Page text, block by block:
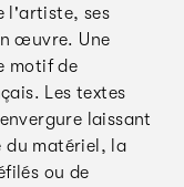
l'artiste, ses
œuvre. Une
motif de
Les textes
laissant
du matériel, la
ou de